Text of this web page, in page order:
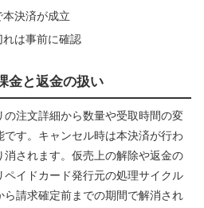
決済が成立
は事前に確認
金と返金の扱い
注文詳細から数量や受取時間の変
す。キャンセル時は本決済が行わ
されます。仮売上の解除や返金の
ペイドカード発行元の処理サイクル
請求確定前までの期間で解消され